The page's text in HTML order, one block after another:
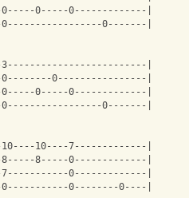
0-----0-------------|
0-------|
3-------------------------|
0----------------|
0-----0-------------|
0-------|
10----7-------------|
8-----0-------------|
0-------------|
0--------0----|